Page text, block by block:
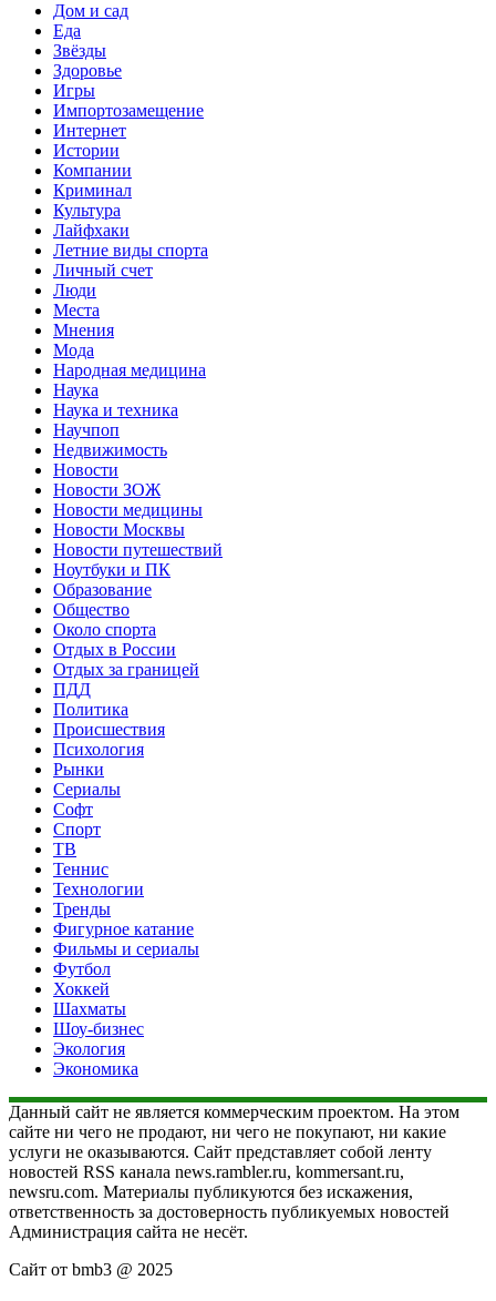
Дом и сад
Еда
Звёзды
Здоровье
Игры
Импортозамещение
Интернет
Истории
Компании
Криминал
Культура
Лайфхаки
Летние виды спорта
Личный счет
Люди
Места
Мнения
Мода
Народная медицина
Наука
Наука и техника
Научпоп
Недвижимость
Новости
Новости ЗОЖ
Новости медицины
Новости Москвы
Новости путешествий
Ноутбуки и ПК
Образование
Общество
Около спорта
Отдых в России
Отдых за границей
ПДД
Политика
Происшествия
Психология
Рынки
Сериалы
Софт
Спорт
ТВ
Теннис
Технологии
Тренды
Фигурное катание
Фильмы и сериалы
Футбол
Хоккей
Шахматы
Шоу-бизнес
Экология
Экономика
Данный сайт не является коммерческим проектом. На этом
сайте ни чего не продают, ни чего не покупают, ни какие
услуги не оказываются. Сайт представляет собой ленту
новостей RSS канала news.rambler.ru, kommersant.ru,
newsru.com. Материалы публикуются без искажения,
ответственность за достоверность публикуемых новостей
Администрация сайта не несёт.
Сайт от bmb3 @ 2025